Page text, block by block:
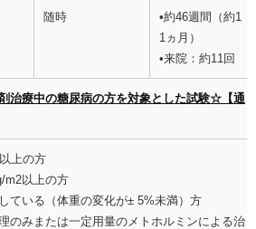
随時
•約46週間（約1
1ヵ月）
•来院：約11回
治療中の糖尿病の方を対象とした試験☆【通
上の方
m2以上の方
ている（体重の変化が± 5%未満）方
のみまたは一定用量のメトホルミンによる治